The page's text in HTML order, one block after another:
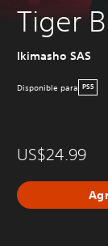
Tiger
Ikimasho SAS
Disponible para PS5
US$24.99